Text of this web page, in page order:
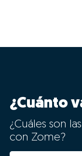
¿Cuánto
¿Cuáles son
con Zome?